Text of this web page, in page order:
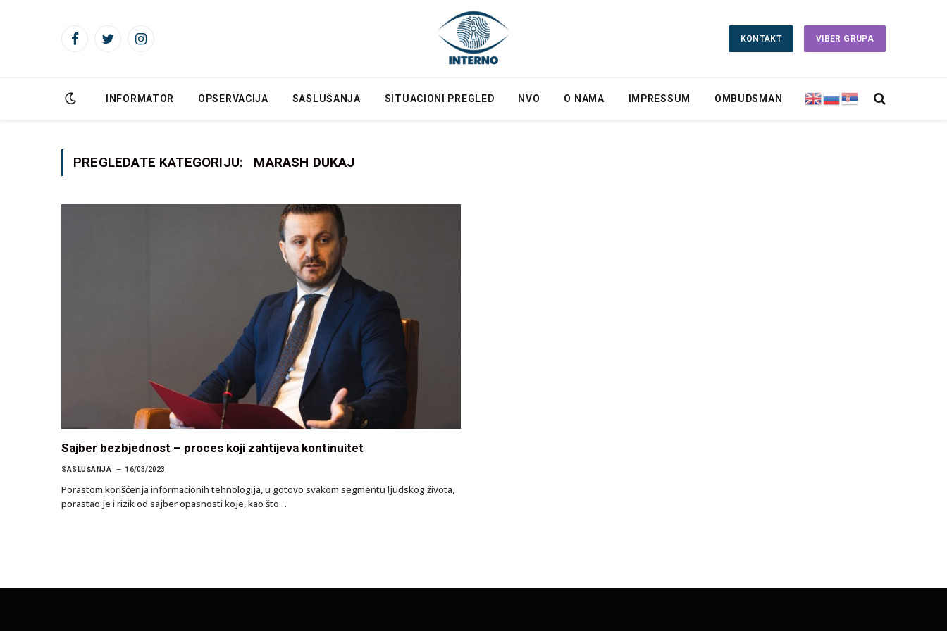
FacebookTwitterInstagram
KONTAKT VIBER GRUPA
INFORMATOR OPSERVACIJA SASLUŠANJA SITUACIONI PREGLED NVO O NAMA IMPRESSUM OMBUDSMAN
PREGLEDATE KATEGORIJU: MARASH DUKAJ
Sajber bezbjednost – proces koji zahtijeva kontinuitet
SASLUŠANJA 16/03/2023
Porastom korišćenja informacionih tehnologija, u gotovo svakom segmentu ljudskog života,
porastao je i rizik od sajber opasnosti koje, kao što…